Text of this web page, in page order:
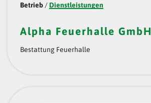
Betrieb / Dienstleistungen
Alpha Feuerhalle GmbH
Bestattung Feuerhalle